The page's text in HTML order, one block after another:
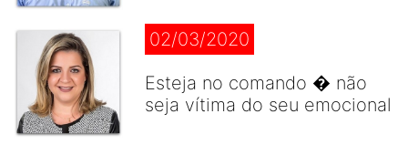
02/03/2020
Esteja no comando � não
seja vítima do seu emocional